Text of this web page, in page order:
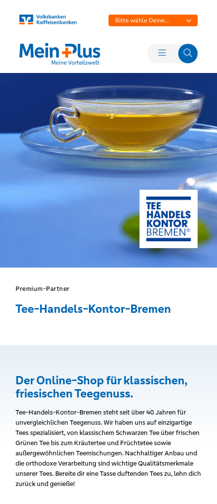
Bitte wähle Deine
Premium-Partner
Tee-Handels-Kontor-Bremen
Der Online-Shop für klassischen,
friesischen Teegenuss.
Tee-Handels-Kontor-Bremen steht seit über 40 Jahren für
unvergleichlichen Teegenuss. Wir haben uns auf einzigartige
Tees spezialisiert, von klassischem Schwarzen Tee über frischen
Grünen Tee bis zum Kräutertee und Früchtetee sowie
außergewöhnlichen Teemischungen. Nachhaltiger Anbau und
die orthodoxe Verarbeitung sind wichtige Qualitätsmerkmale
unserer Tees. Bereite dir eine Tasse duftenden Tees zu, lehn dich
zurück und genieße!